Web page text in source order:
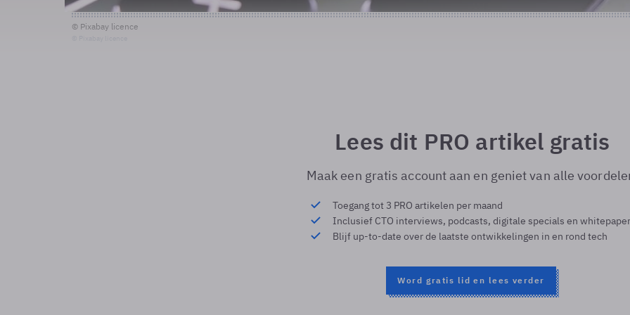
© Pixabay licence
Lees dit PRO artikel gratis
Maak een gratis account aan en geniet van alle
Toegang tot 3 PRO artikelen per maand
Inclusief CTO interviews, podcasts, digitale specials en
Blijf up-to-date over de laatste ontwikkelingen in en rond tech
Word gratis lid en lees verder